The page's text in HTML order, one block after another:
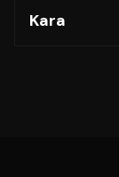
Kara